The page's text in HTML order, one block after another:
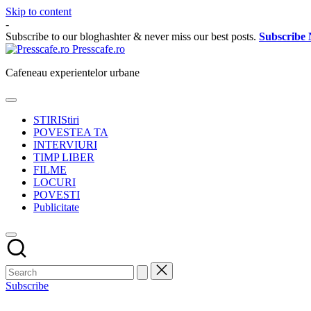
Skip to content
-
Subscribe to our bloghashter & never miss our best posts. Subscribe
Presscafe.ro
Cafeneau experientelor urbane
STIRIStiri
POVESTEA TA
INTERVIURI
TIMP LIBER
FILME
LOCURI
POVESTI
Publicitate
Subscribe